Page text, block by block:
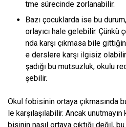
tme sürecinde zorlanabilir.
Bazı çocuklarda ise bu
orlayıcı hale gelebilir. Çünkü
nda karşı çıkmasa bile
e derslere karşı ilgisiz
şadığı bu mutsuzluk, okulu
şebilir.
Okul fobisinin ortaya çıkmasında
le karşılaşılabilir. Ancak
bisinin nasıl ortaya çıktığı değil,